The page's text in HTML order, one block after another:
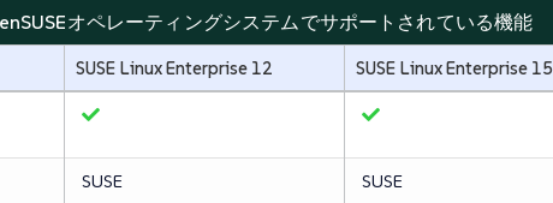
オペレーティングシステムでサポートされている機能
SUSE Linux Enterprise 12 SUSE Linux Enterprise 15
SUSE SUSE